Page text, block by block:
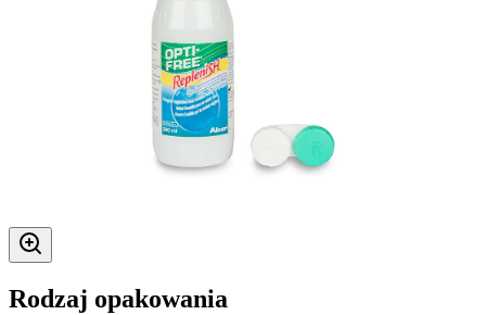
Rodzaj opakowania